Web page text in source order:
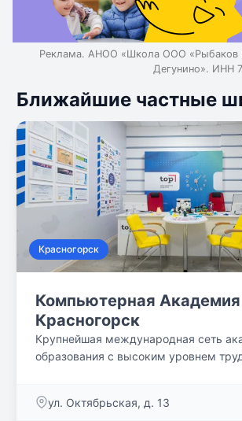
Реклама. АНОО «Школа ООО «Рыбаков
Дегунино». ИНН
Ближайшие частные
Красногорск
Компьютерная Академия
Красногорск
Крупнейшая международная сеть
образования с высоким уровнем
ул. Октябрьская, д. 13